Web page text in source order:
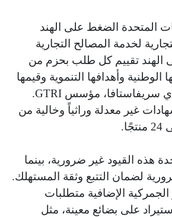
المتحدة الضغط على الهند
لخدمة المصالح التجارية
الهند تقييم كل طلب بحزم من
الوطنية وأهدافها التنموية وقيمها
الثقافية"، صرح أجاي سريفاستافا، مؤسس GTRI.
غير معدلة وراثياً وخالية من
هذه القيود غير ضرورية، بينما
لضمان التتبع وثقة المستهلك.
الإضافية متطلبات
على بضائع معينة، مثل